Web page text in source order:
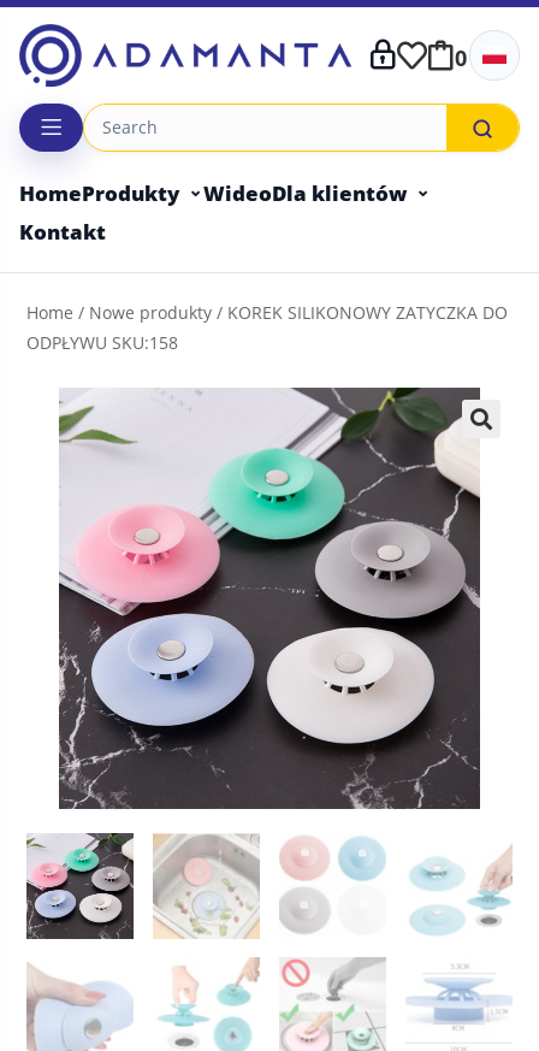
Skip
content
0
HomeProdukty WideoDla klientów
Kontakt
Home / Nowe produkty / KOREK SILIKONOWY ZATYCZKA DO
ODPŁYWU SKU:158